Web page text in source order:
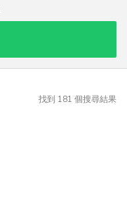
找到 181 個搜尋結果